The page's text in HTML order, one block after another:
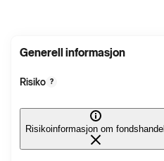
Generell informasjon
Risiko ?
Risikoinformasjon om fondshandel